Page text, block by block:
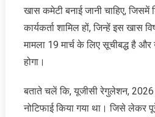
खास कमेटी बनाई जानी चाहिए, जिसमें
कार्यकर्ता शामिल हों, जिन्हें इस खास
मामला 19 मार्च के लिए सूचीबद्ध है
होगा।
बताते चलें कि, यूजीसी रेगुलेशन,
नोटिफाई किया गया था। जिसे